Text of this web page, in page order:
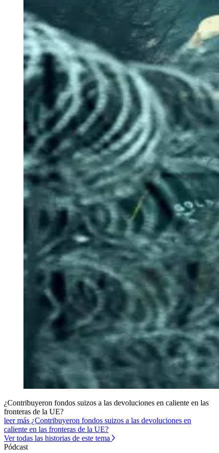
¿Contribuyeron fondos suizos a las devoluciones en caliente en las
fronteras de la UE?
leer más ¿Contribuyeron fondos suizos a las devoluciones en
caliente en las fronteras de la UE?
Ver todas las historias de este tema
Pódcast